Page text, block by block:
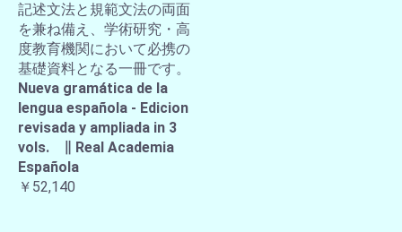
記述文法と規範文法の両面
を兼ね備え、学術研究・高
度教育機関において必携の
基礎資料となる一冊です。
Nueva gramática de la
lengua española - Edicion
revisada y ampliada in 3
vols. ∥ Real Academia
Española
￥52,140